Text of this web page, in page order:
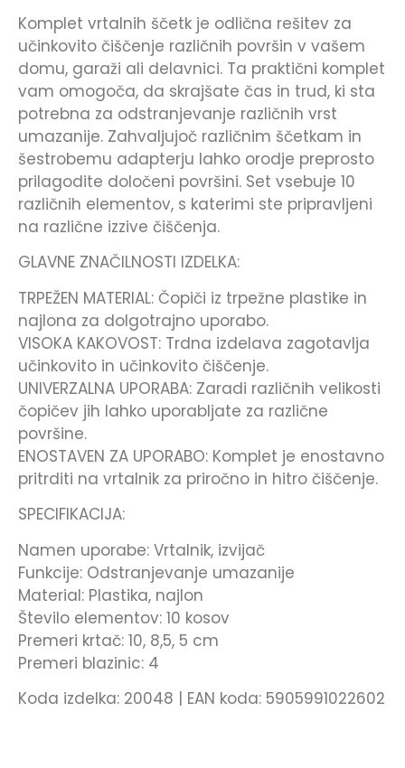
Komplet vrtalnih ščetk je odlična rešitev za
učinkovito čiščenje različnih površin v vašem
domu, garaži ali delavnici. Ta praktični komplet
vam omogoča, da skrajšate čas in trud, ki sta
potrebna za odstranjevanje različnih vrst
umazanije. Zahvaljujoč različnim ščetkam in
šestrobemu adapterju lahko orodje preprosto
prilagodite določeni površini. Set vsebuje 10
različnih elementov, s katerimi ste pripravljeni
na različne izzive čiščenja.
GLAVNE ZNAČILNOSTI IZDELKA:
TRPEŽEN MATERIAL: Čopiči iz trpežne plastike in
najlona za dolgotrajno uporabo.
VISOKA KAKOVOST: Trdna izdelava zagotavlja
učinkovito in učinkovito čiščenje.
UNIVERZALNA UPORABA: Zaradi različnih velikosti
čopičev jih lahko uporabljate za različne
površine.
ENOSTAVEN ZA UPORABO: Komplet je enostavno
pritrditi na vrtalnik za priročno in hitro čiščenje.
SPECIFIKACIJA:
Namen uporabe: Vrtalnik, izvijač
Funkcije: Odstranjevanje umazanije
Material: Plastika, najlon
Število elementov: 10 kosov
Premeri krtač: 10, 8,5, 5 cm
Premeri blazinic: 4
Koda izdelka: 20048 | EAN koda: 5905991022602